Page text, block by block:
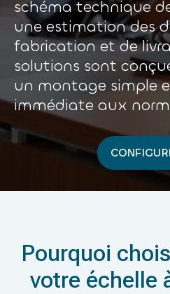
schéma technique
une estimation des
fabrication et de
solutions sont
un montage simple
immédiate aux
Pourquoi
votre échelle